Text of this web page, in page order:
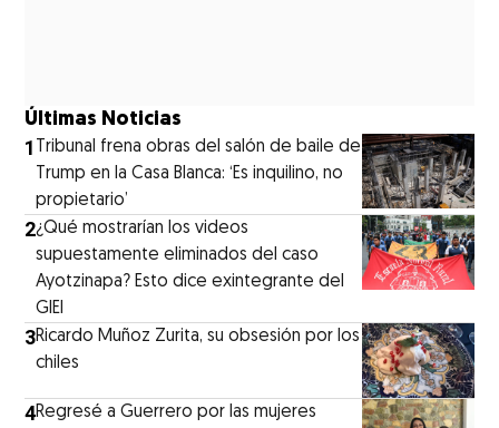
Últimas Noticias
1
Tribunal frena obras del salón de baile de
Trump en la Casa Blanca: ‘Es inquilino, no
propietario’
2¿Qué mostrarían los videos
supuestamente eliminados del caso
Ayotzinapa? Esto dice exintegrante del
GIEI
3Ricardo Muñoz Zurita, su obsesión por los
chiles
4Regresé a Guerrero por las mujeres